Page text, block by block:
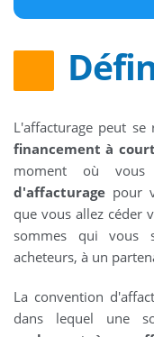
L'affacturage peut
financement à
moment où
d'affacturage pour
que vous allez céder
sommes qui vous
acheteurs, à un
La convention
dans lequel une